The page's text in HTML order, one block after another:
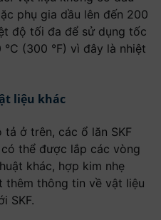
phụ gia dầu lên đến 200
độ tối đa để sử dụng tốc
(300 °F) vì đây là nhiệt
liệu khác
ở trên, các ổ lăn SKF
thể được lắp các vòng
khác, hợp kim nhẹ
thêm thông tin về vật liệu
SKF.